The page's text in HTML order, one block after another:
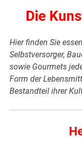
Die
Hier finden Sie
Selbstversorger,
sowie Gourmets
Form der
Bestandteil ihrer